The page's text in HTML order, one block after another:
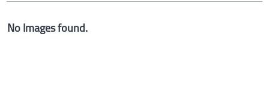
No Images found.